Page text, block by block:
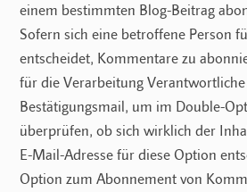
einem bestimmten Blog-Beitrag
Sofern sich eine betroffene Person
entscheidet, Kommentare zu
für die Verarbeitung
Bestätigungsmail, um im Double-
überprüfen, ob sich wirklich der
E-Mail-Adresse für diese Option
Option zum Abonnement von